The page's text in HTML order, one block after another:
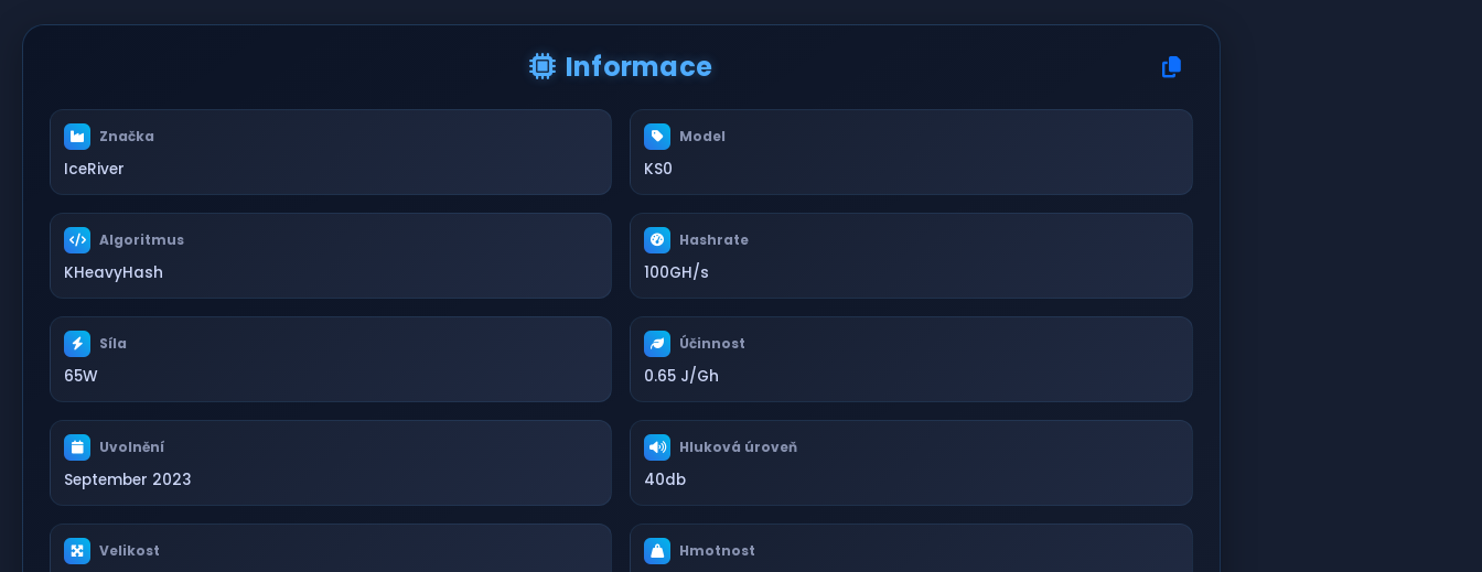
Informace
Značka
IceRiver
Model
KS0
Algoritmus
KHeavyHash
Hashrate
100GH/s
Síla
65W
Účinnost
0.65 J/Gh
Uvolnění
September 2023
Hluková úroveň
40db
Velikost Hmotnost